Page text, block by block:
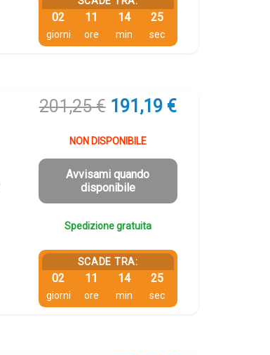
02
giorni
11
ore
14
min
24
sec
201,25€ Il
originale
era:
201,25 €.
191,19 €Il
è:
NON DISPONIBILE
Avvisami quando
disponibile
Spedizione gratuita
SCADE TRA:
02
giorni
11
ore
14
min
24
sec